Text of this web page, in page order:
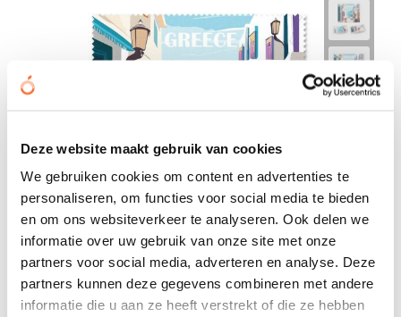
Deze website maakt gebruik van cookies
We gebruiken cookies om content en advertenties te
personaliseren, om functies voor social media te bieden
en om ons websiteverkeer te analyseren. Ook delen we
informatie over uw gebruik van onze site met onze
partners voor social media, adverteren en analyse. Deze
partners kunnen deze gegevens combineren met andere
informatie die u aan ze heeft verstrekt of die ze hebben